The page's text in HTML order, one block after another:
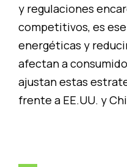
y regulaciones
competitivos, es
energéticas y
afectan a
ajustan estas
frente a EE.UU. y